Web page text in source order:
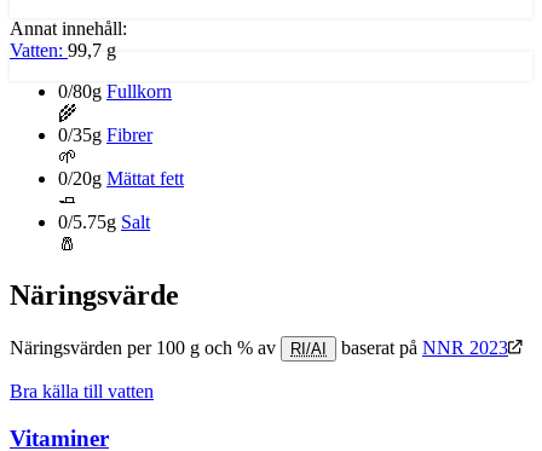
Annat innehåll:
Vatten: 99,7 g
0/80g Fullkorn
🌾
0/35g Fibrer
🌱
0/20g Mättat fett
🧈
0/5.75g Salt
🧂
Näringsvärde
Näringsvärden per 100 g och % av RI/AI baserat på NNR 2023
Bra källa till vatten
Vitaminer